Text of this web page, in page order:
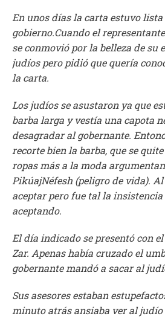
En unos días la carta estuvo
gobierno.Cuando el
se conmovió por la belleza de su
judíos pero pidió que quería
la carta.
Los judíos se asustaron ya que
barba larga y vestía una capota
desagradar al gobernante.
recorte bien la barba, que se
ropas más a la moda
PikúajNéfesh (peligro de vida).
aceptar pero fue tal la
aceptando.
El día indicado se presentó con
Zar. Apenas había cruzado el
gobernante mandó a sacar al
Sus asesores estaban
minuto atrás ansiaba ver al